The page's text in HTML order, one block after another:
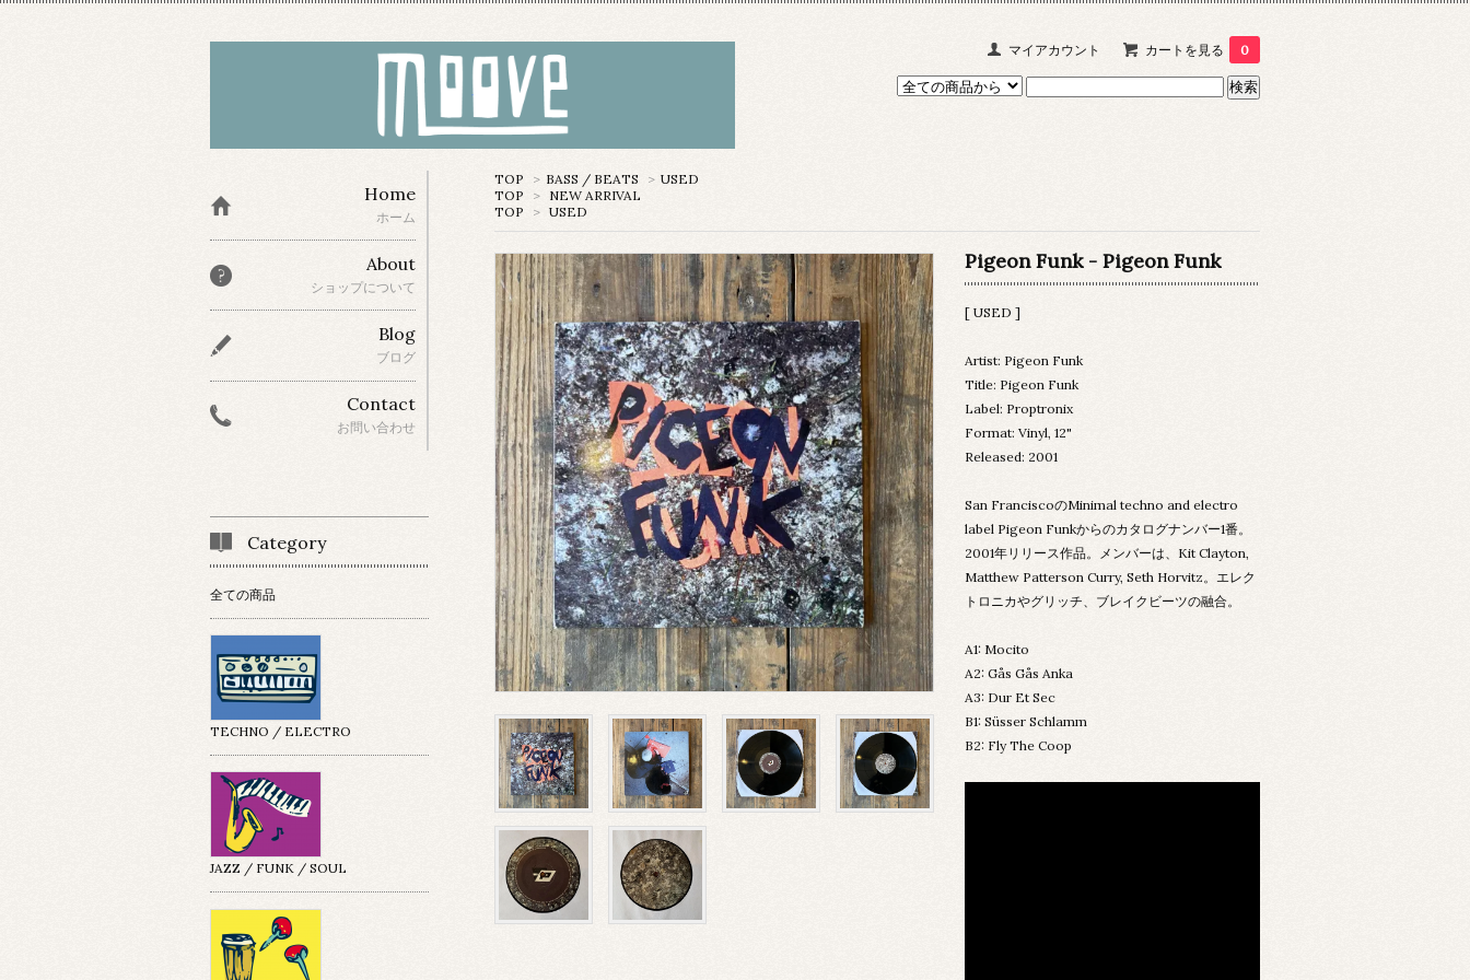
マイアカウント カートを見る 0
TOP > BASS / BEATS > USED
TOP
> NEW ARRIVAL
TOP
> USED
Pigeon Funk - Pigeon Funk
[ USED ]
Artist: Pigeon Funk
Title: Pigeon Funk
Label: Proptronix
Format: Vinyl, 12"
Released: 2001
San FranciscoのMinimal techno and electro
label Pigeon Funkからのカタログナンバー1番。
2001年リリース作品。メンバーは、Kit Clayton,
Matthew Patterson Curry, Seth Horvitz。エレク
トロニカやグリッチ、ブレイクビーツの融合。
A1: Mocito
A2: Gås Gås Anka
A3: Dur Et Sec
B1: Süsser Schlamm
B2: Fly The Coop
Home
ホーム
About
ショップについて
Blog
ブログ
Contact
お問い合わせ
Category
全ての商品
TECHNO / ELECTRO
JAZZ / FUNK / SOUL